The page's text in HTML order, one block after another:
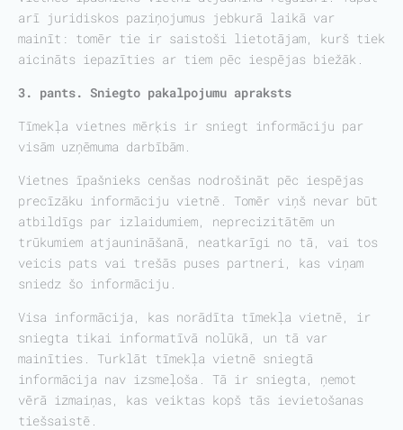
arī juridiskos paziņojumus jebkurā laikā var
mainīt: tomēr tie ir saistoši lietotājam, kurš tiek
aicināts iepazīties ar tiem pēc iespējas biežāk.
3. pants. Sniegto pakalpojumu apraksts
Tīmekļa vietnes mērķis ir sniegt informāciju par
visām uzņēmuma darbībām.
Vietnes īpašnieks cenšas nodrošināt pēc iespējas
precīzāku informāciju vietnē. Tomēr viņš nevar būt
atbildīgs par izlaidumiem, neprecizitātēm un
trūkumiem atjaunināšanā, neatkarīgi no tā, vai tos
veicis pats vai trešās puses partneri, kas viņam
sniedz šo informāciju.
Visa informācija, kas norādīta tīmekļa vietnē, ir
sniegta tikai informatīvā nolūkā, un tā var
mainīties. Turklāt tīmekļa vietnē sniegtā
informācija nav izsmeļoša. Tā ir sniegta, ņemot
vērā izmaiņas, kas veiktas kopš tās ievietošanas
tiešsaistē.